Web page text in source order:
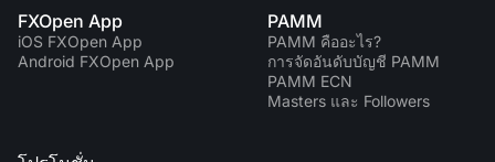
FXOpen App
iOS FXOpen App
Android FXOpen App
PAMM
PAMM คืออะไร?
การจัดอันดับบัญชี PAMM
PAMM ECN
Masters และ Followers